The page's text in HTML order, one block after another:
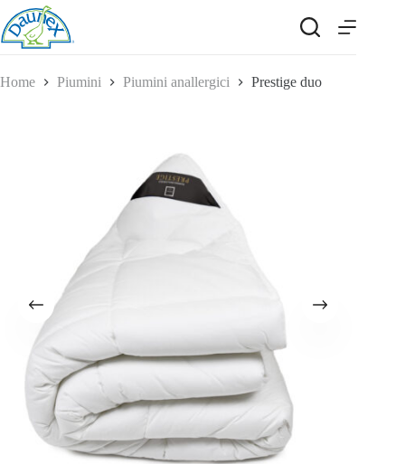
Salta
al
contenuto
Home Piumini Piumini anallergici Prestige duo